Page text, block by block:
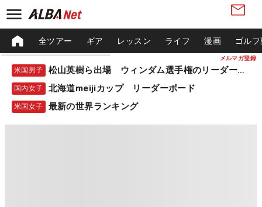
メルマガ登録
全ツアー ギア レッスン ライフ 漫画 ゴル
米国男子 松山英樹ら出場 ウィンダム選手権のリーダーボード
国内女子 北海道meijiカップ リーダーボード
米国女子 最新の世界ランキング